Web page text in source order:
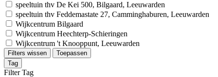
speeltuin thv De Kei 500, Bilgaard, Leeuwarden
speeltuin thv Feddemastate 27, Camminghaburen, Leeuwarden
Wijkcentrum Bilgaard
Wijkcentrum Heechterp-Schieringen
Wijkcentrum 't Knooppunt, Leeuwarden
Filters wissen
Toepassen
Tag
Filter Tag